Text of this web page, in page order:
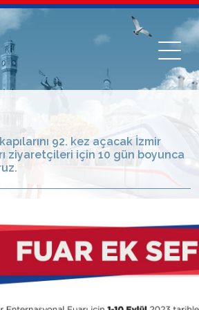
92. kez açacak İzmir
ziyaretçileri için 10 gün boyunca